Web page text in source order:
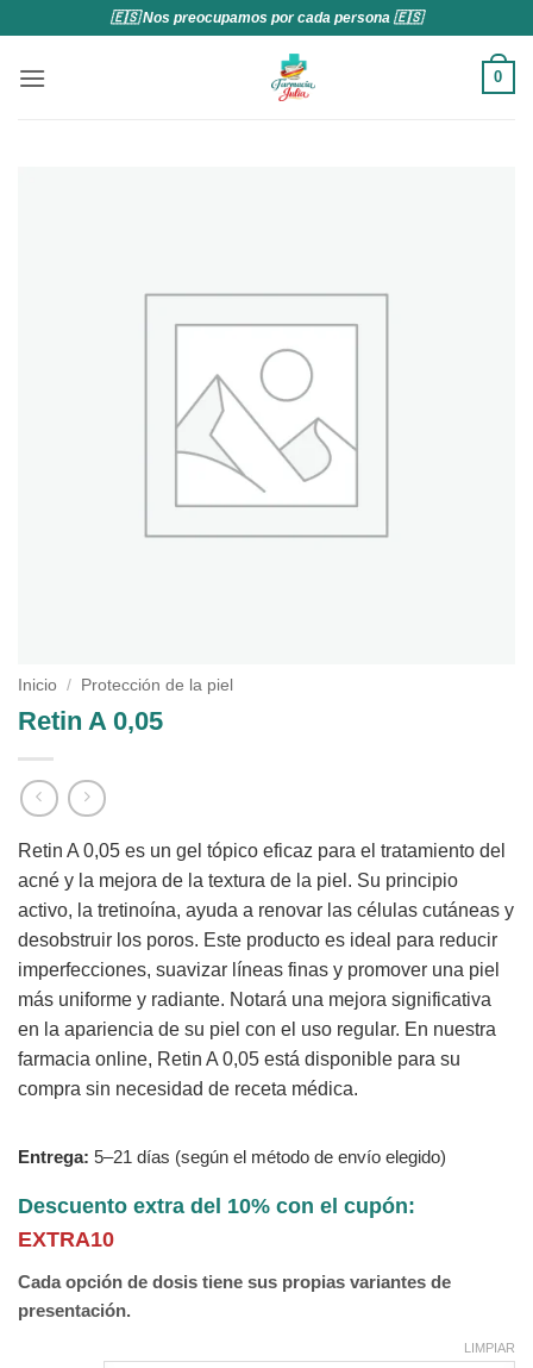
contenido
🇪🇸 Nos preocupamos por cada persona 🇪🇸
0
Inicio / Protección de la piel
Retin A 0,05
Retin A 0,05 es un gel tópico eficaz para el tratamiento del
acné y la mejora de la textura de la piel. Su principio
activo, la tretinoína, ayuda a renovar las células cutáneas y
desobstruir los poros. Este producto es ideal para reducir
imperfecciones, suavizar líneas finas y promover una piel
más uniforme y radiante. Notará una mejora significativa
en la apariencia de su piel con el uso regular. En nuestra
farmacia online, Retin A 0,05 está disponible para su
compra sin necesidad de receta médica.
Entrega: 5–21 días (según el método de envío elegido)
Descuento extra del 10% con el cupón:
EXTRA10
Cada opción de dosis tiene sus propias variantes de
presentación.
LIMPIAR